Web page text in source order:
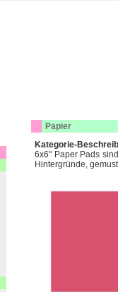
Papier
Kategorie-
6x6" Paper Pads
Hintergründe,